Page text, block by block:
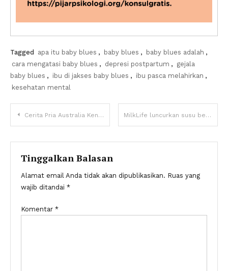
Tagged apa itu baby blues , baby blues , baby blues adalah ,
cara mengatasi baby blues , depresi postpartum , gejala
baby blues , ibu di jakses baby blues , ibu pasca melahirkan ,
kesehatan mental
Navigasi
pos
Cerita Pria Australia Kena ‘PHP’ Pesawat hingga Rugi Rp18,8 Juta MilkLife luncurkan susu bebas laktosa Choco Hazelnut
Tinggalkan Balasan
Alamat email Anda tidak akan dipublikasikan. Ruas yang
wajib ditandai *
Komentar *